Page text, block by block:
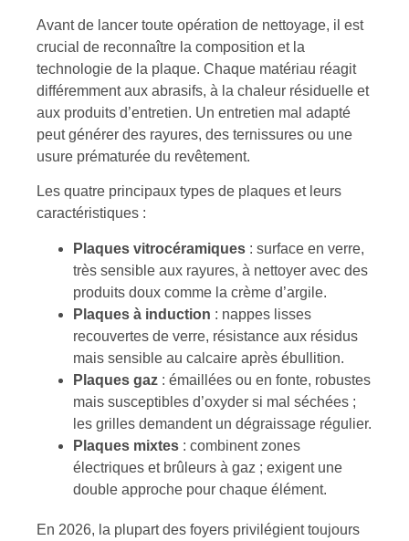
Avant de lancer toute opération de nettoyage, il est
crucial de reconnaître la composition et la
technologie de la plaque. Chaque matériau réagit
différemment aux abrasifs, à la chaleur résiduelle et
aux produits d’entretien. Un entretien mal adapté
peut générer des rayures, des ternissures ou une
usure prématurée du revêtement.
Les quatre principaux types de plaques et leurs
caractéristiques :
Plaques vitrocéramiques : surface en verre,
très sensible aux rayures, à nettoyer avec des
produits doux comme la crème d’argile.
Plaques à induction : nappes lisses
recouvertes de verre, résistance aux résidus
mais sensible au calcaire après ébullition.
Plaques gaz : émaillées ou en fonte, robustes
mais susceptibles d’oxyder si mal séchées ;
les grilles demandent un dégraissage régulier.
Plaques mixtes : combinent zones
électriques et brûleurs à gaz ; exigent une
double approche pour chaque élément.
En 2026, la plupart des foyers privilégient toujours